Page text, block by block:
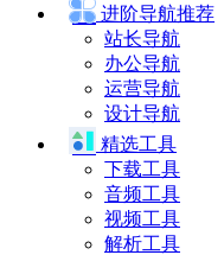
进阶导航推荐
站长导航
办公导航
运营导航
设计导航
精选工具
下载工具
音频工具
视频工具
解析工具